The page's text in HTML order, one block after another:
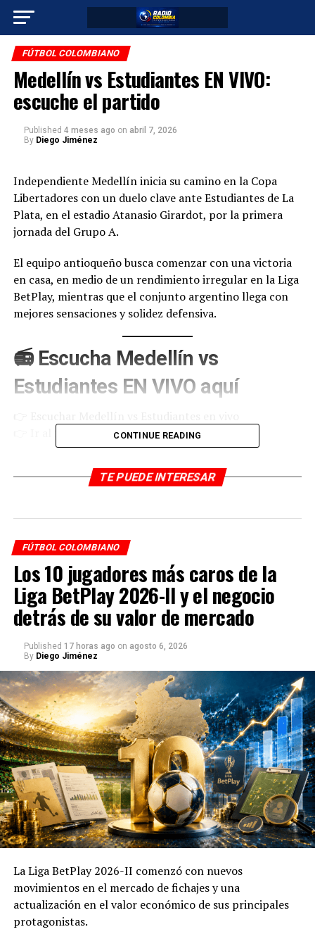
FÚTBOL COLOMBIANO
Medellín vs Estudiantes EN VIVO:
escuche el partido
Published 4 meses ago on abril 7, 2026
By Diego Jiménez
Independiente Medellín inicia su camino en la Copa
Libertadores con un duelo clave ante Estudiantes de La
Plata, en el estadio Atanasio Girardot, por la primera
jornada del Grupo A.
El equipo antioqueño busca comenzar con una victoria
en casa, en medio de un rendimiento irregular en la Liga
BetPlay, mientras que el conjunto argentino llega con
mejores sensaciones y solidez defensiva.
📻 Escucha Medellín vs
Estudiantes EN VIVO aquí
👉 Ir al reproductor oficial
partido en YouTube
👉 https://www.youtube.com/@radiocolombiarci
Suscríbete y activa la campana para seguir
transmisiones y programas en vivo.
🇺🇸 Si estás en USA
👉 Si estás en USA, mira cómo escuchar fútbol
colombiano en vivo
(aquí enlazas tu artículo evergreen)
🕒 Hora del partido Medellín vs
Estudiantes
El encuentro se disputará:
🕖 7:00 p.m. (hora de Colombia)
📌 En Estados Unidos (Florida): mismo horario
CONTINUE READING
TE PUEDE INTERESAR
FÚTBOL COLOMBIANO
Los 10 jugadores más caros de la
Liga BetPlay 2026-II y el negocio
detrás de su valor de mercado
Published 17 horas ago on agosto 6, 2026
By Diego Jiménez
La Liga BetPlay 2026-II comenzó con nuevos
movimientos en el mercado de fichajes y una
actualización en el valor económico de sus principales
protagonistas.